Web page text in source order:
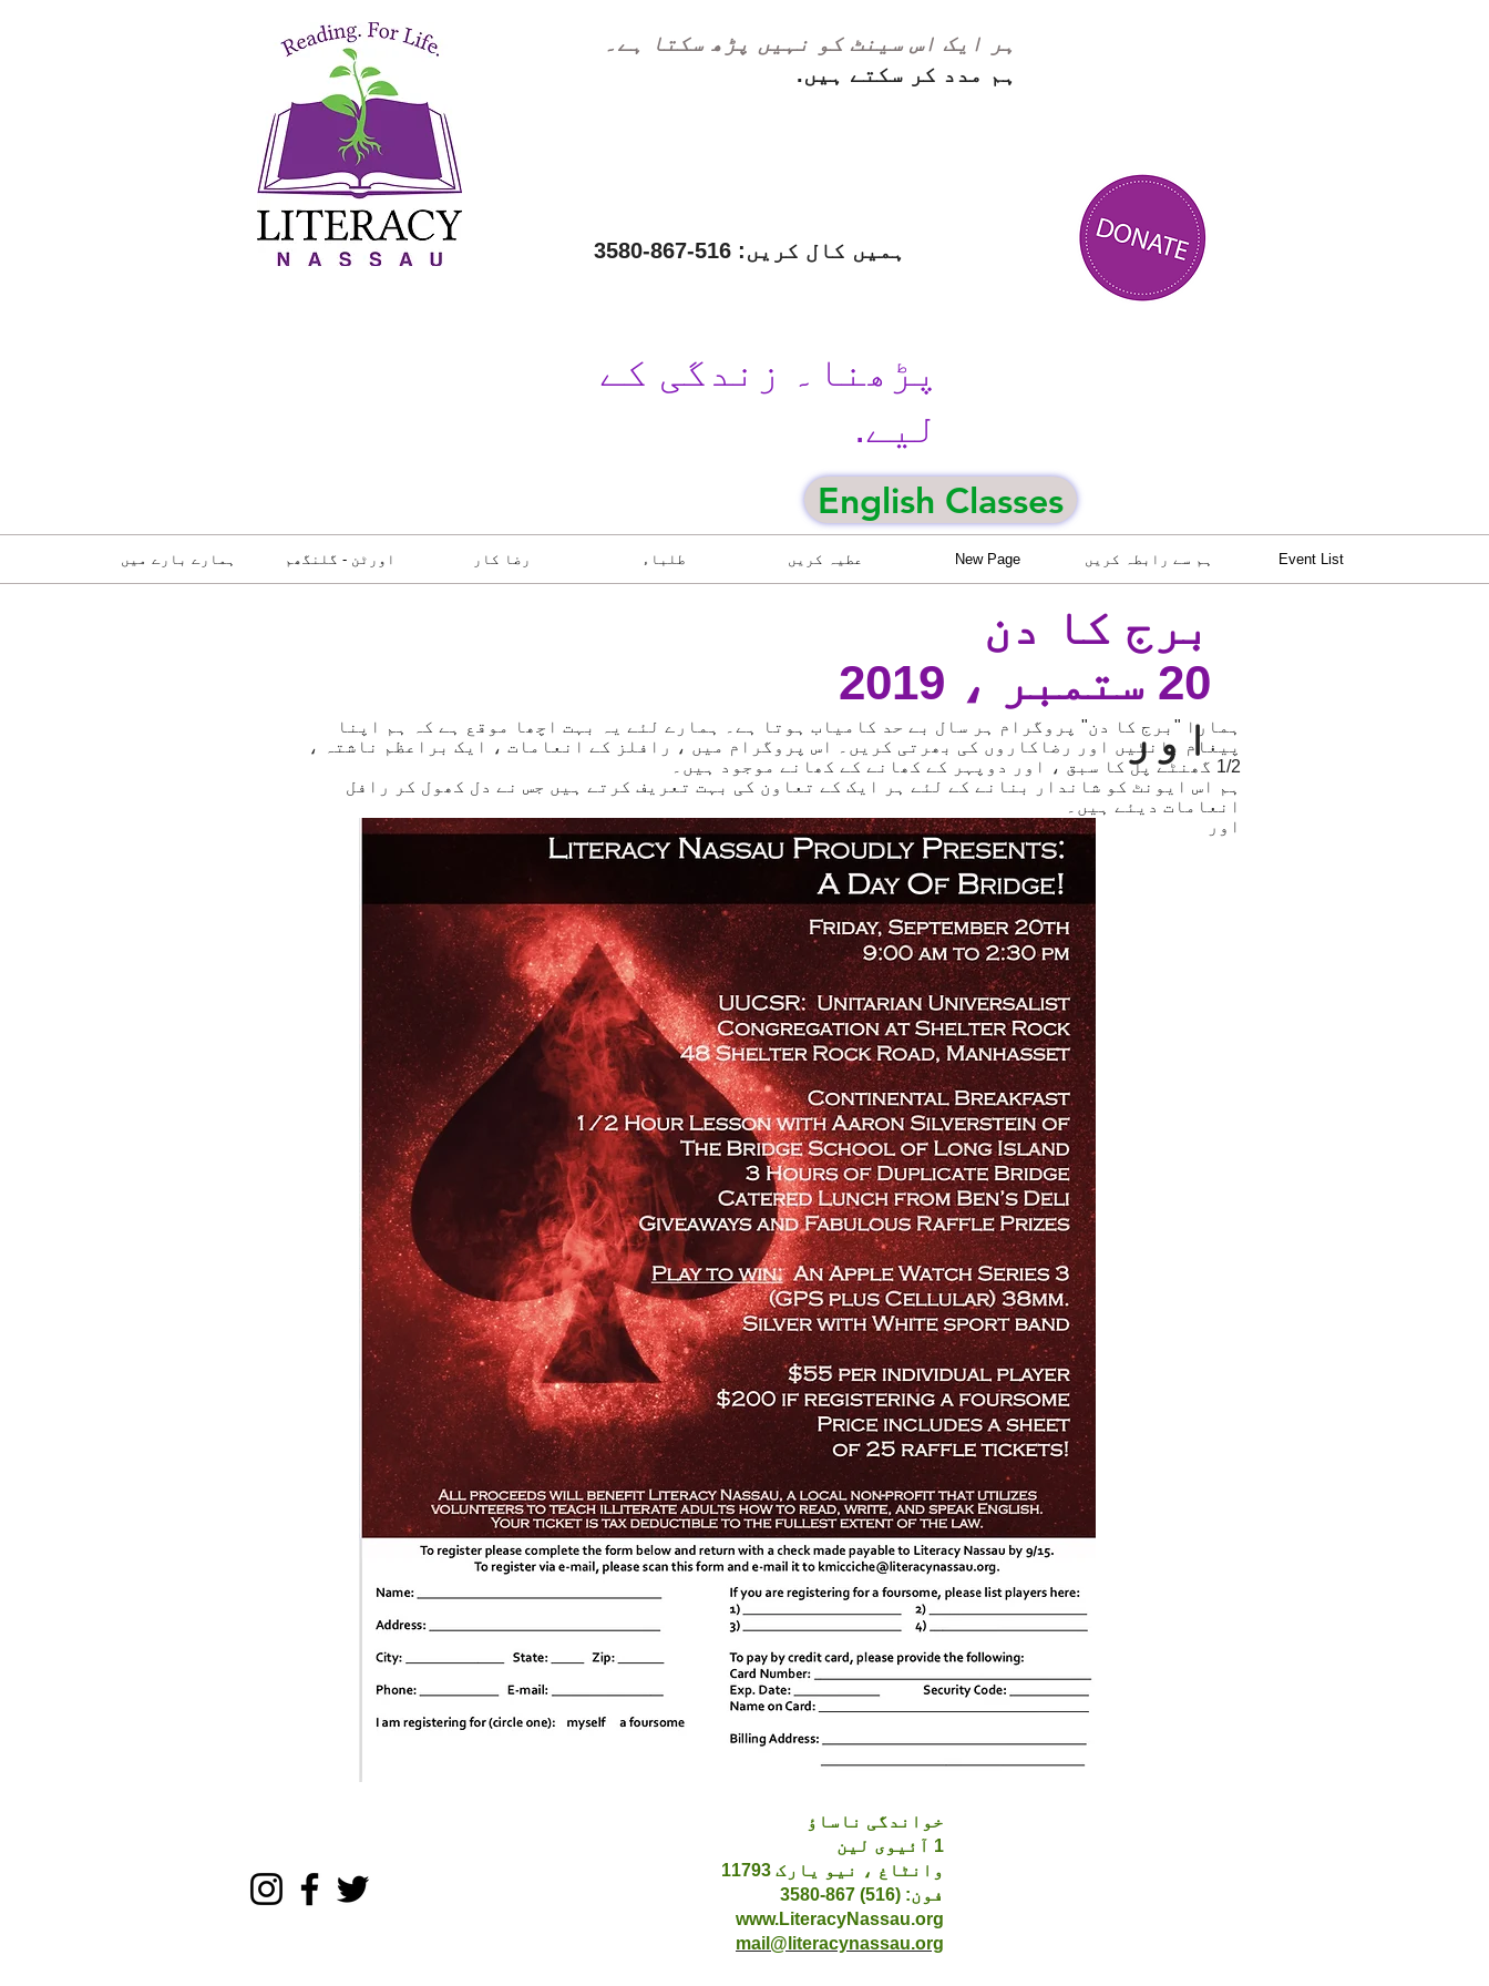
ہر ایک اس سینٹ کو نہیں پڑھ سکتا ہے۔
ہم مدد کر سکتے ہیں.
ہمیں کال کریں: 516-867-3580
پڑھنا۔ زندگی کے
لیے.
English Classes
ہمارے بارے میں اورٹن - گلنگھم رضا کار طلباء عطیہ کریں New Page ہم سے رابطہ کریں Event List
برج کا دن
20 ستمبر ، 2019
اور
ہمارا "برج کا دن" پروگرام ہر سال بے حد کامیاب ہوتا ہے۔ ہمارے لئے یہ بہت اچھا موقع ہے کہ ہم اپنا
پیغام بانٹیں اور رضاکاروں کی بھرتی کریں۔ اس پروگرام میں ، رافلز کے انعامات ، ایک براعظم ناشتہ ،
1/2 گھنٹے پل کا سبق ، اور دوپہر کے کھانے کے کھانے موجود ہیں۔
ہم اس ایونٹ کو شاندار بنانے کے لئے ہر ایک کے تعاون کی بہت تعریف کرتے ہیں جس نے دل کھول کر رافل
انعامات دیئے ہیں۔
اور
خواندگی ناساؤ
1 آئیوی لین
وانٹاغ ، نیو یارک 11793
فون: (516) 867-3580
www.LiteracyNassau.org
mail@literacynassau.org